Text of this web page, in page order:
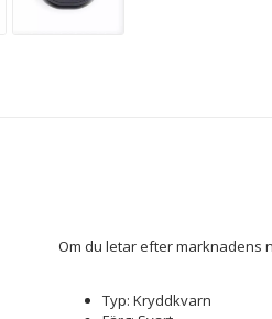
Om du letar efter marknadens
Typ: Kryddkvarn